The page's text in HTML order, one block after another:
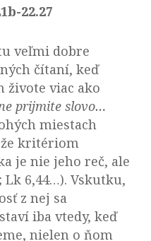
22.27
veľmi dobre
čítaní, keď
živote viac ako
prijmite slovo…
miestach
kritériom
je nie jeho reč, ale
Lk 6,44…). Vskutku,
z nej sa
iba vtedy, keď
nielen o ňom